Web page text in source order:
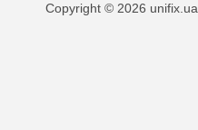
Copyright © 2026 unifix.ua